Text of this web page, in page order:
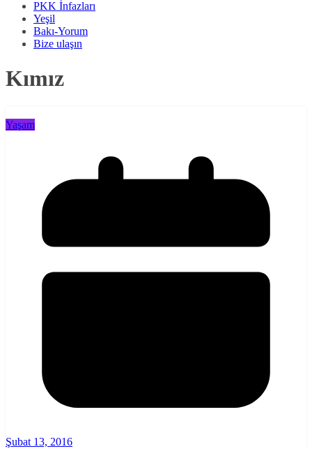
PKK İnfazları
Yeşil
Bakı-Yorum
Bize ulaşın
Kımız
Yaşam
Şubat 13, 2016